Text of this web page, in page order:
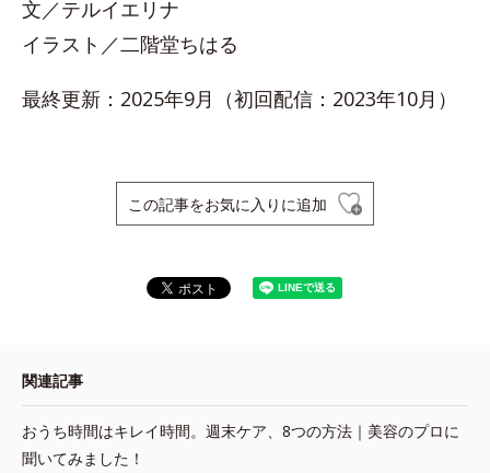
文／テルイエリナ
イラスト／二階堂ちはる
最終更新：2025年9月（初回配信：2023年10月）
この記事をお気に入りに追加
関連記事
おうち時間はキレイ時間。週末ケア、8つの方法｜美容のプロに
聞いてみました！